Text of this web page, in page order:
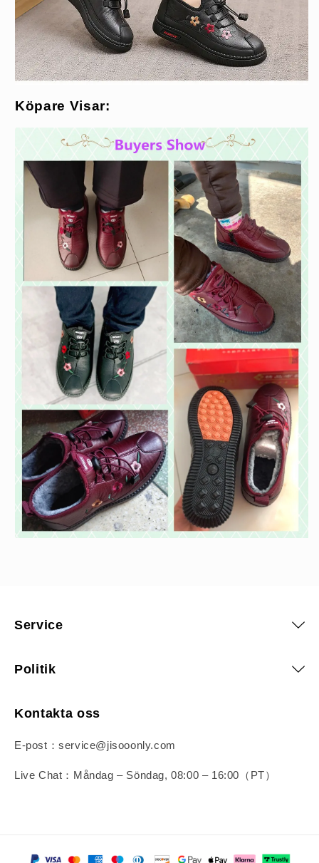
Köpare Visar:
Service
Politik
Kontakta oss
E-post：service@jisooonly.com
Live Chat：Måndag – Söndag, 08:00 – 16:00（PT）
Betalningsmetoder